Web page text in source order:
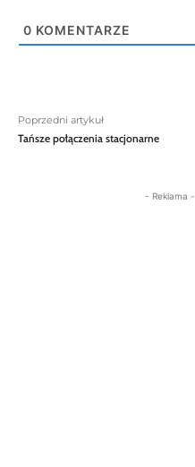
0 KOMENTARZE
Poprzedni artykuł
Tańsze połączenia stacjonarne
- Reklama -